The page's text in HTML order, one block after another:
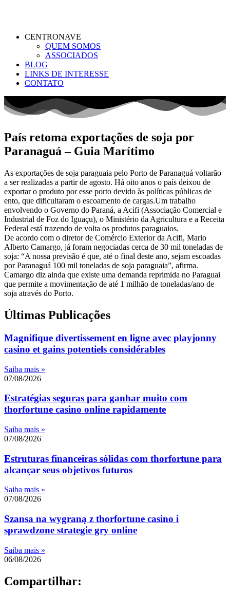
CENTRONAVE
QUEM SOMOS
ASSOCIADOS
BLOG
LINKS DE INTERESSE
CONTATO
País retoma exportações de soja por
Paranaguá – Guia Marítimo
As exportações de soja paraguaia pelo Porto de Paranaguá voltarão
a ser realizadas a partir de agosto. Há oito anos o país deixou de
exportar o produto por esse porto devido às políticas públicas de
ento, que dificultaram o escoamento de cargas.Um trabalho
envolvendo o Governo do Paraná, a Acifi (Associação Comercial e
Industrial de Foz do Iguaçu), o Ministério da Agricultura e a Receita
Federal está trazendo de volta os produtos paraguaios.
De acordo com o diretor de Comércio Exterior da Acifi, Mario
Alberto Camargo, já foram negociadas cerca de 30 mil toneladas de
soja: “A nossa previsão é que, até o final deste ano, sejam escoadas
por Paranaguá 100 mil toneladas de soja paraguaia”, afirma.
Camargo diz ainda que existe uma demanda reprimida no Paraguai
que permite a movimentação de até 1 milhão de toneladas/ano de
soja através do Porto.
Últimas Publicações
Magnifique divertissement en ligne avec playjonny
casino et gains potentiels considérables
Saiba mais »
07/08/2026
Estratégias seguras para ganhar muito com
thorfortune casino online rapidamente
Saiba mais »
07/08/2026
Estruturas financeiras sólidas com thorfortune para
alcançar seus objetivos futuros
Saiba mais »
07/08/2026
Szansa na wygraną z thorfortune casino i
sprawdzone strategie gry online
Saiba mais »
06/08/2026
Compartilhar: